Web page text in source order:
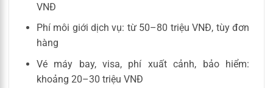
VNĐ
Phí môi giới dịch vụ: từ 50–80 triệu VNĐ, tùy đơn
hàng
Vé máy bay, visa, phí xuất cảnh, bảo hiểm:
khoảng 20–30 triệu VNĐ